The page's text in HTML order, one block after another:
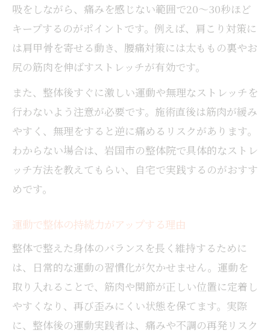
吸をしながら、痛みを感じない範囲で20～30秒ほど
キープするのがポイントです。例えば、肩こり対策に
は肩甲骨を寄せる動き、腰痛対策には太ももの裏やお
尻の筋肉を伸ばすストレッチが有効です。
また、整体後すぐに激しい運動や無理なストレッチを
行わないよう注意が必要です。施術直後は筋肉が緩み
やすく、無理をすると逆に痛めるリスクがあります。
わからない場合は、岩国市の整体院で具体的なストレ
ッチ方法を教えてもらい、自宅で実践するのがおすす
めです。
運動で整体の持続力がアップする理由
整体で整えた身体のバランスを長く維持するために
は、日常的な運動の習慣化が欠かせません。運動を
取り入れることで、筋肉や関節が正しい位置に定着し
やすくなり、再び歪みにくい状態を保てます。実際
に、整体後の運動実践者は、痛みや不調の再発リスク